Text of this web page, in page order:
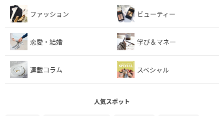
ファッション ビューティー
恋愛・結婚 学び＆マネー
連載コラム スペシャル
人気スポット